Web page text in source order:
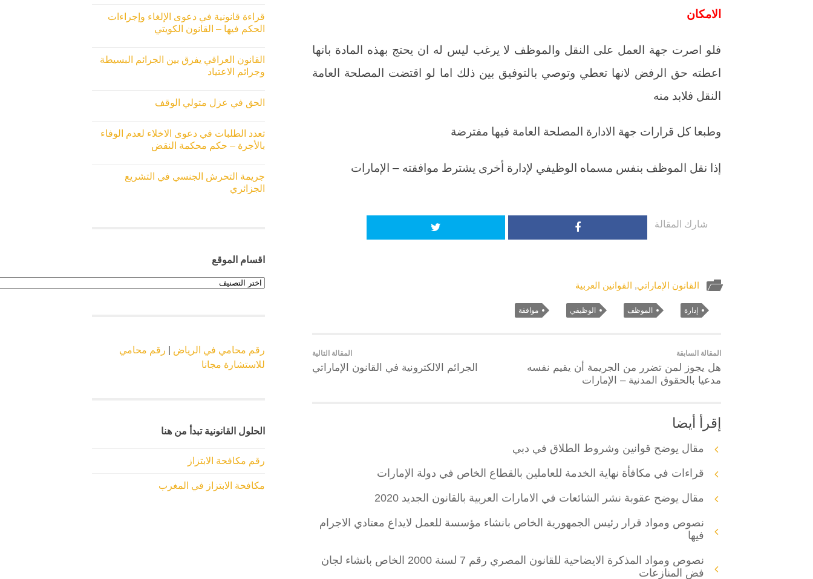
الامكان
فلو اصرت جهة العمل على النقل والموظف لا يرغب ليس له ان يحتج بهذه المادة بانها
اعطته حق الرفض لانها تعطي وتوصي بالتوفيق بين ذلك اما لو اقتضت المصلحة العامة
النقل فلابد منه
وطبعا كل قرارات جهة الادارة المصلحة العامة فيها مفترضة
إذا نقل الموظف بنفس مسماه الوظيفي لإدارة أخرى يشترط موافقته – الإمارات
شارك المقالة
القانون الإماراتي, القوانين العربية
إدارة الموظف الوظيفي موافقة
المقالة السابقة
هل يجوز لمن تضرر من الجريمة أن يقيم نفسه
مدعيا بالحقوق المدنية – الإمارات
المقالة التالية
الجرائم الالكترونية في القانون الإماراتي
إقرأ أيضا
مقال يوضح قوانين وشروط الطلاق في دبي
قراءات في مكافأة نهاية الخدمة للعاملين بالقطاع الخاص في دولة الإمارات
مقال يوضح عقوبة نشر الشائعات في الامارات العربية بالقانون الجديد 2020
نصوص ومواد قرار رئيس الجمهورية الخاص بانشاء مؤسسة للعمل لايداع معتادي الاجرام
فيها
نصوص ومواد المذكرة الايضاحية للقانون المصري رقم 7 لسنة 2000 الخاص بانشاء لجان
فض المنازعات
قراءة قانونية في دعوى الإلغاء وإجراءات
الحكم فيها – القانون الكويتي
القانون العراقي يفرق بين الجرائم البسيطة
وجرائم الاعتياد
الحق في عزل متولي الوقف
تعدد الطلبات في دعوى الاخلاء لعدم الوفاء
بالأجرة – حكم محكمة النقض
جريمة التحرش الجنسي في التشريع
الجزائري
اقسام الموقع
اقسام
الموقع
رقم محامي في الرياض
رقم محامي
للاستشارة مجانا
الحلول القانونية تبدأ من هنا
رقم مكافحة الابتزاز
مكافحة الابتزاز في المغرب